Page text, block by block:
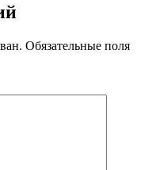
Обязательные поля